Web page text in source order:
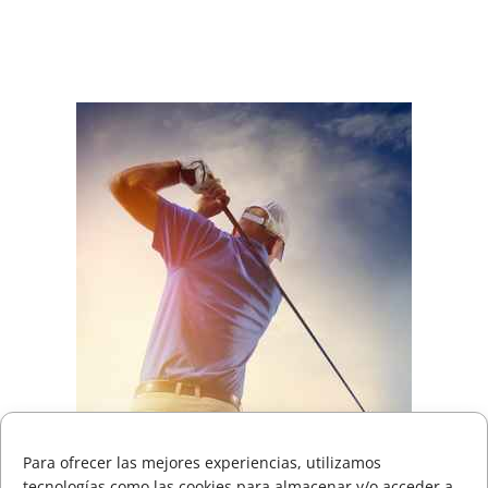
Para ofrecer las mejores experiencias, utilizamos
alternativa en el Área del Jugador en la web oficial.
Consulte horarios de salida Campeonato Senior de
Jaizkibel Memorial Carlos Hekneby
El Campeonato Infantil del País Vasco reúne a una
cantera de gran nivel en Neguri.